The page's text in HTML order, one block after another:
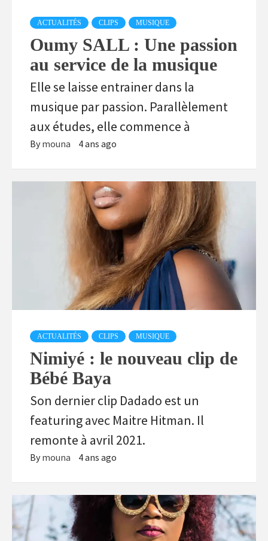
ACTUALITÉS CLIPS MUSIQUE
Oumy SALL : Une passion
au service de la musique
Elle se laisse entrainer dans la
musique par passion. Parallèlement
aux études, elle commence à
By mouna 4 ans ago
ACTUALITÉS CLIPS MUSIQUE
Nimiyé : le nouveau clip de
Bébé Baya
Son dernier clip Dadado est un
featuring avec Maitre Hitman. Il
remonte à avril 2021.
By mouna 4 ans ago